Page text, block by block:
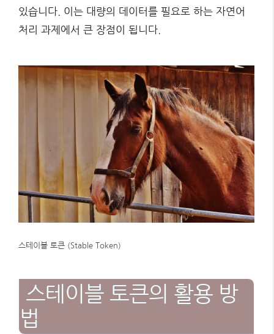
있습니다. 이는 대량의 데이터를 필요로 하는 자연어
처리 과제에서 큰 장점이 됩니다.
스테이블 토큰 (Stable Token)
스테이블 토큰의 활용 방
법